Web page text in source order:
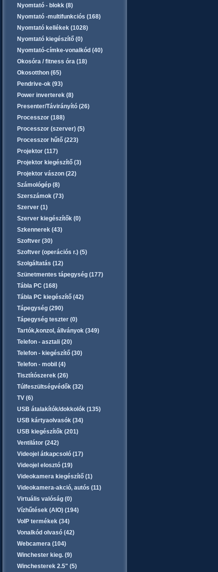
Nyomtató - blokk (8)
Nyomtató -multifunkciós (168)
Nyomtató kellékek (1028)
Nyomtató kiegészítő (0)
Nyomtató-címke-vonalkód (40)
Okosóra / fitness óra (18)
Okosotthon (65)
Pendrive-ok (93)
Power inverterek (8)
Presenter/Távirányító (26)
Processzor (188)
Processzor (szerver) (5)
Processzor hűtő (223)
Projektor (117)
Projektor kiegészítő (3)
Projektor vászon (22)
Számológép (8)
Szerszámok (73)
Szerver (1)
Szerver kiegészítők (0)
Szkennerek (43)
Szoftver (30)
Szoftver (operációs r.) (5)
Szolgáltatás (12)
Szünetmentes tápegység (177)
Tábla PC (168)
Tábla PC kiegészítő (42)
Tápegység (290)
Tápegység teszter (0)
Tartók,konzol, állványok (349)
Telefon - asztali (20)
Telefon - kiegészítő (30)
Telefon - mobil (4)
Tisztítószerek (26)
Túlfeszültségvédők (32)
TV (6)
USB átalakítók/dokkolók (135)
USB kártyaolvasók (34)
USB kiegészítők (201)
Ventilátor (242)
Videojel átkapcsoló (17)
Videojel elosztó (19)
Videokamera kiegészítő (1)
Videokamera-akció, autós (11)
Virtuális valóság (0)
Vízhűtések (AIO) (194)
VoIP termékek (34)
Vonalkód olvasó (42)
Webcamera (104)
Winchester kieg. (9)
Winchesterek 2.5" (5)